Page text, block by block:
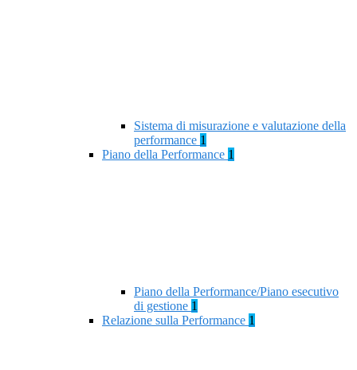
Sistema di misurazione e valutazione della
performance 1
Piano della Performance 1
Piano della Performance/Piano esecutivo
di gestione 1
Relazione sulla Performance 1